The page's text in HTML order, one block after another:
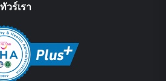
วร์เรา